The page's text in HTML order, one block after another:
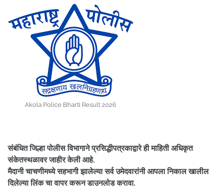
Akola Police Bharti Result 2026
संबंधित जिल्हा पोलीस विभागाने प्रसिद्धीपत्रकाद्वारे ही माहिती अधिकृत
संकेतस्थळावर जाहीर केली आहे.
मैदानी चाचणीमध्ये सहभागी झालेल्या सर्व उमेदवारांनी आपला निकाल खालील
दिलेल्या लिंक चा वापर करून डाउनलोड करावा.